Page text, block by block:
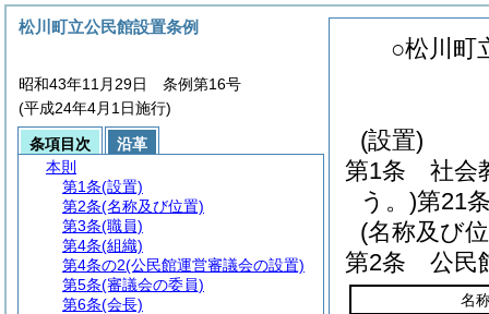
○松川町
(設置)
第1条
社会
う。)第21
(名称及び
第2条
公民
名
松川町立公民館設置条例
昭和43年11月29日 条例第16号
(平成24年4月1日施行)
条項目次
沿革
本則
第1条(設置)
第2条(名称及び位置)
第3条(職員)
第4条(組織)
第4条の2(公民館運営審議会の設置)
第5条(審議会の委員)
第6条(会長)